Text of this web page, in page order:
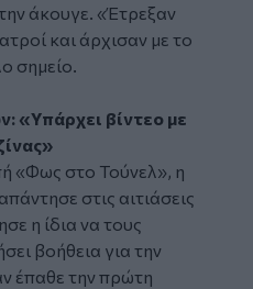
άκουγε. «Έτρεξαν
και άρχισαν με το
σημείο.
«Υπάρχει βίντεο με
«Φως στο Τούνελ», η
στις αιτιάσεις
η ίδια να τους
βοήθεια για την
έπαθε την πρώτη